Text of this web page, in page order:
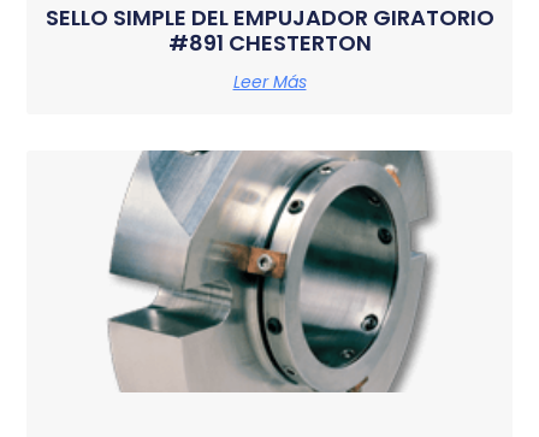
SELLO SIMPLE DEL EMPUJADOR GIRATORIO
#891 CHESTERTON
Leer Más